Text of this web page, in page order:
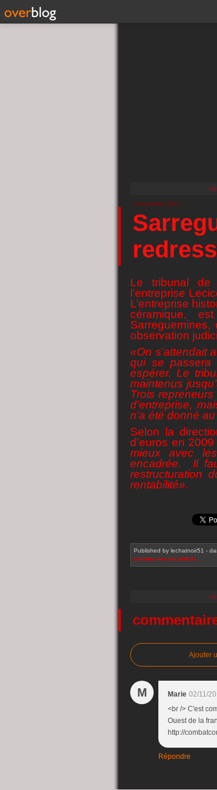
1 novembre 2013
Le tribunal de
l’entreprise
L’entreprise
céramique,
observation
«On s’attendait
qui se
espérer. Le
maintenus
Trois
d’entreprise,
n’a été donné
Selon la
d’euros en
mieux avec
encadrée. Il
restructuration
rentabilité».
Published by lechatnoir51 -
commenter cet article
Ajouter
M Marie 02/11/
<br /> C'est
Ouest de la
http://
Répondre